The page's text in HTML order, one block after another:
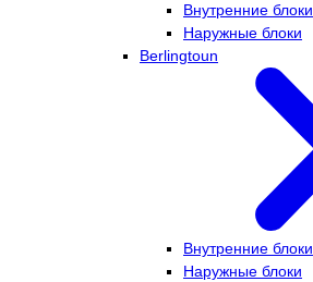
Внутренние блоки
Наружные блоки
Berlingtoun
Внутренние блоки
Наружные блоки